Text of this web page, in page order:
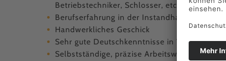
Betriebstechniker, Schlosser, etc.)
Berufserfahrung in der Instandhaltung von
Handwerkliches Geschick
Sehr gute Deutschkenntnisse in Wort und
Selbstständige, präzise Arbeitsweise